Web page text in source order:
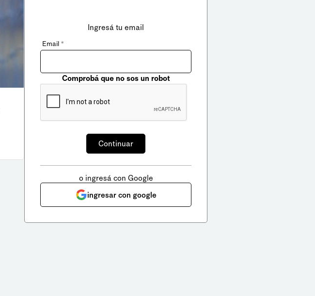
Ingresá tu email
Email *
Comprobá que no sos un robot
o ingresá con Google
ingresar con google